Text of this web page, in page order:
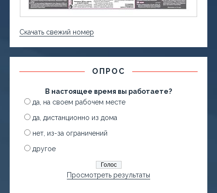
Скачать свежий номер
ОПРОС
В настоящее время вы работаете?
да, на своем рабочем месте
да, дистанционно из дома
нет, из-за ограничений
другое
Просмотреть результаты